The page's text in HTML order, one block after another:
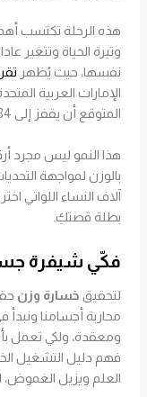
هذه الرحلة تكتسب
وتيرة الحياة وتتغير
نفسها، حيث يُظهر
الإمارات العربية
المتوقع أن يقفز إلى 1.84 مليار دولار بحلول عام 2033.
هذا النمو ليس مجرد
بالوزن لمواجهة
آلاف النساء اللواتي
بطلة قصتكِ.
فكّي شيفرة
لتحقيق خسارة وزن
محاربة أجسامنا
ومعقدة، ولكي تعمل
فهم دليل التشغيل
العلم ويزيل الغموض،